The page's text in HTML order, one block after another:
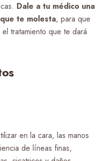
Dale a tu médico una
te molesta, para que
tratamiento que te dará
en la cara, las manos
de líneas finas,